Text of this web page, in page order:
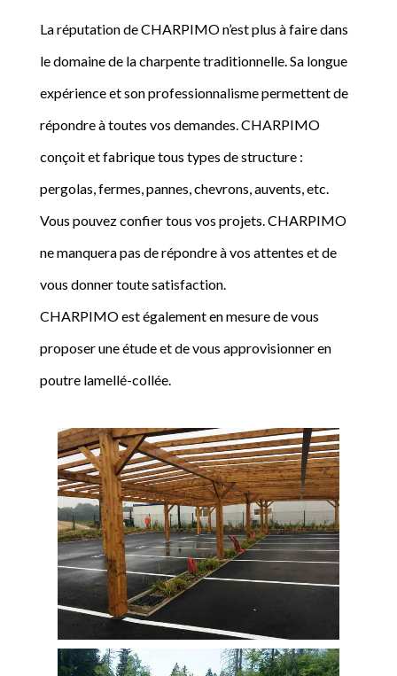
La réputation de CHARPIMO n’est plus à faire dans
le domaine de la charpente traditionnelle. Sa longue
expérience et son professionnalisme permettent de
répondre à toutes vos demandes. CHARPIMO
conçoit et fabrique tous types de structure :
pergolas, fermes, pannes, chevrons, auvents, etc.
Vous pouvez confier tous vos projets. CHARPIMO
ne manquera pas de répondre à vos attentes et de
vous donner toute satisfaction.
CHARPIMO est également en mesure de vous
proposer une étude et de vous approvisionner en
poutre lamellé-collée.